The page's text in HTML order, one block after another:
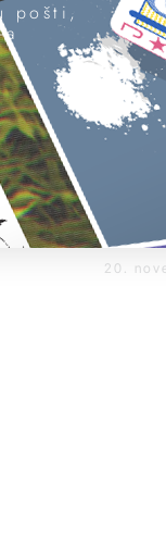
na
Drač
153
20.
pošti,